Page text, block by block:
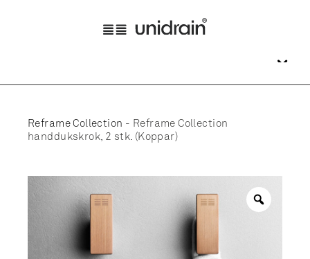
Reframe Collection - Reframe Collection
handdukskrok, 2 stk. (Koppar)